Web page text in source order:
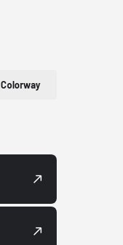
Colorway